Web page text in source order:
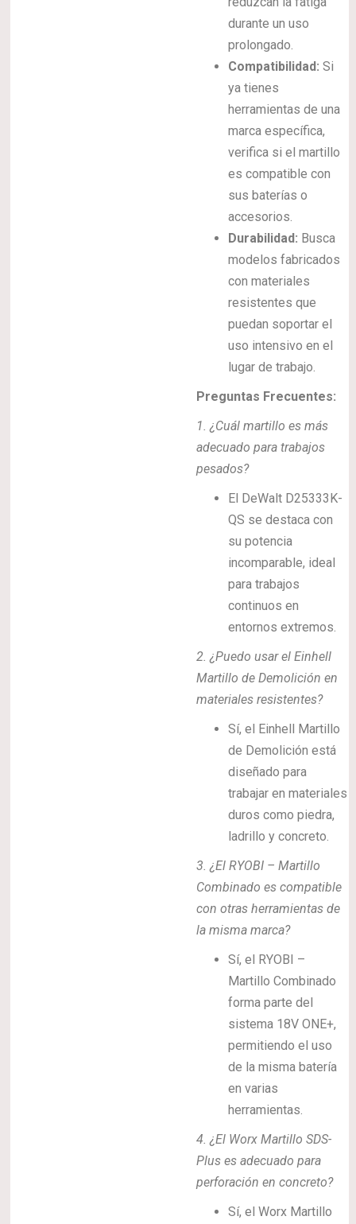
durante un uso
prolongado.
Compatibilidad: Si
ya tienes
herramientas de una
marca específica,
verifica si el martillo
es compatible con
sus baterías o
accesorios.
Durabilidad: Busca
modelos fabricados
con materiales
resistentes que
puedan soportar el
uso intensivo en el
lugar de trabajo.
Preguntas Frecuentes:
1. ¿Cuál martillo es más
adecuado para trabajos
pesados?
El DeWalt D25333K-
QS se destaca con
su potencia
incomparable, ideal
para trabajos
continuos en
entornos extremos.
2. ¿Puedo usar el Einhell
Martillo de Demolición en
materiales resistentes?
Sí, el Einhell Martillo
de Demolición está
diseñado para
trabajar en materiales
duros como piedra,
ladrillo y concreto.
3. ¿El RYOBI – Martillo
Combinado es compatible
con otras herramientas de
la misma marca?
Sí, el RYOBI –
Martillo Combinado
forma parte del
sistema 18V ONE+,
permitiendo el uso
de la misma batería
en varias
herramientas.
4. ¿El Worx Martillo SDS-
Plus es adecuado para
perforación en concreto?
Sí, el Worx Martillo